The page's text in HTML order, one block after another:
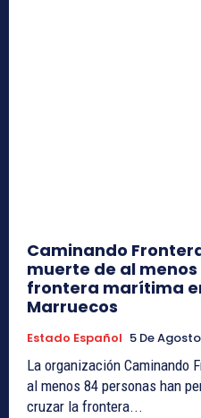
Caminando
muerte de al
frontera marítima
Marruecos
Estado Español 5 De
La organización Caminando
al menos 84 personas han
cruzar la frontera...